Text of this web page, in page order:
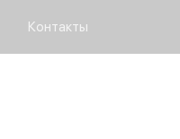
Контакты